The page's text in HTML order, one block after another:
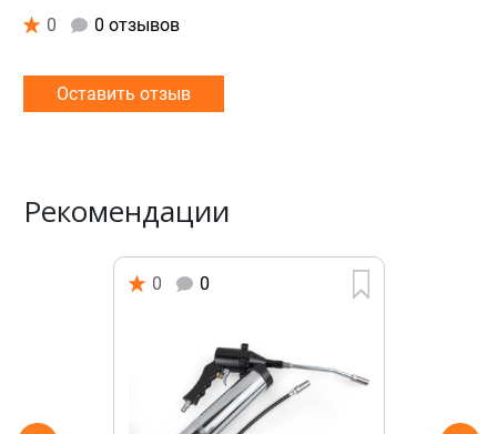
0 0 отзывов
Оставить отзыв
Рекомендации
0 0